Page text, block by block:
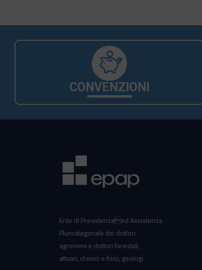
CONVENZIONI
Ente di Previdenzaed Assistenza
Pluricategoriale dei dottori
agronomi e dottori forestali,
attuari, chimici e fisici, geologi.